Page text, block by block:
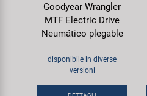
Goodyear Wrangler
MTF Electric Drive
Neumático plegable
disponibile in diverse
versioni